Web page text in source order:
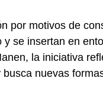
por motivos de
se insertan en
la iniciativa
nuevas